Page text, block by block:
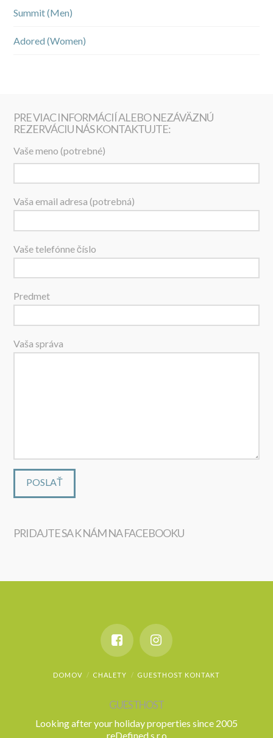
Summit (Men)
Adored (Women)
PRE VIAC INFORMÁCIÍ ALEBO NEZÁVÄZNÚ
REZERVÁCIU NÁS KONTAKTUJTE:
Vaše meno (potrebné)
Vaša email adresa (potrebná)
Vaše telefónne číslo
Predmet
Vaša správa
PRIDAJTE SA K NÁM NA FACEBOOKU
DOMOV CHALETY GUESTHOST KONTAKT
GUESTHOST
Looking after your holiday properties since 2005
reDefined s.r.o